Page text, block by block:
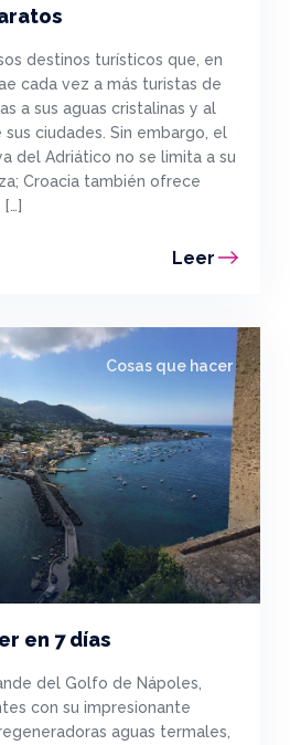
destinos turísticos que, en
cada vez a más turistas de
a sus aguas cristalinas y al
ciudades. Sin embargo, el
del Adriático no se limita a su
Croacia también ofrece
Leer
Cosas que hacer
en 7 días
del Golfo de Nápoles,
con su impresionante
aguas termales,